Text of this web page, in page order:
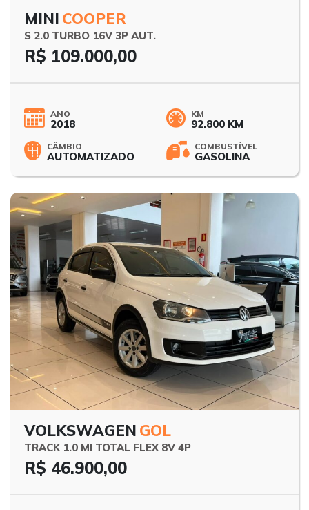
MINI COOPER
S 2.0 TURBO 16V 3P AUT.
R$ 109.000,00
ANO
2018
KM
92.800 KM
CÂMBIO
AUTOMATIZADO
COMBUSTÍVEL
GASOLINA
VOLKSWAGEN GOL
TRACK 1.0 MI TOTAL FLEX 8V 4P
R$ 46.900,00